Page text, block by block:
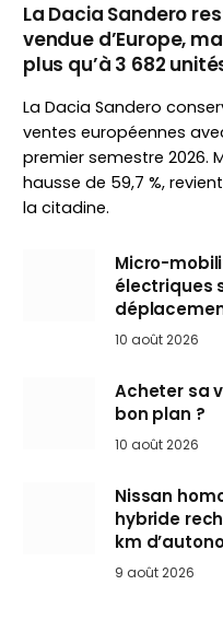
La Dacia Sandero
vendue d’Europe,
plus qu’à 3 682
La Dacia Sandero
ventes européennes
premier semestre 2026.
hausse de 59,7 %,
la citadine.
Micro-
électriques
10 août 2026
Acheter sa
bon plan ?
10 août 2026
Nissan
hybride
km
9 août 2026